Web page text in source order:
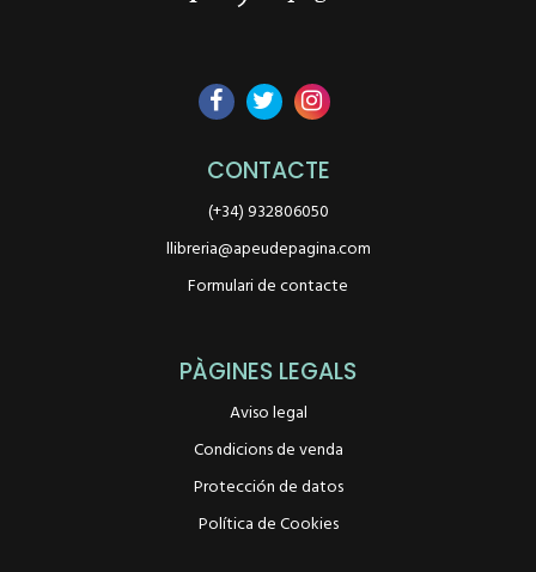
CONTACTE
(+34) 932806050
llibreria@apeudepagina.com
Formulari de contacte
PÀGINES LEGALS
Aviso legal
Condicions de venda
Protección de datos
Política de Cookies